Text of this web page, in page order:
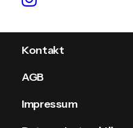
Info
Kontakt
AGB
Impressum